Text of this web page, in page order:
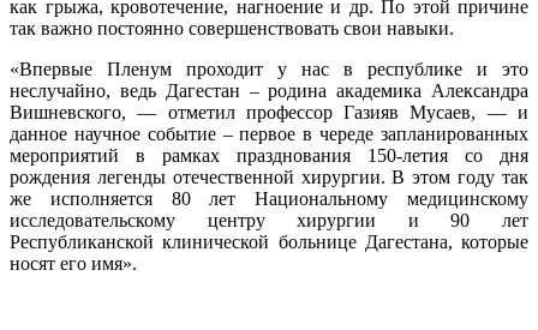
как грыжа, кровотечение, нагноение и др. По этой причине
так важно постоянно совершенствовать свои навыки.
«Впервые Пленум проходит у нас в республике и это
неслучайно, ведь Дагестан – родина академика Александра
Вишневского, — отметил профессор Газияв Мусаев, — и
данное научное событие – первое в череде запланированных
мероприятий в рамках празднования 150-летия со дня
рождения легенды отечественной хирургии. В этом году так
же исполняется 80 лет Национальному медицинскому
исследовательскому центру хирургии и 90 лет
Республиканской клинической больнице Дагестана, которые
носят его имя».